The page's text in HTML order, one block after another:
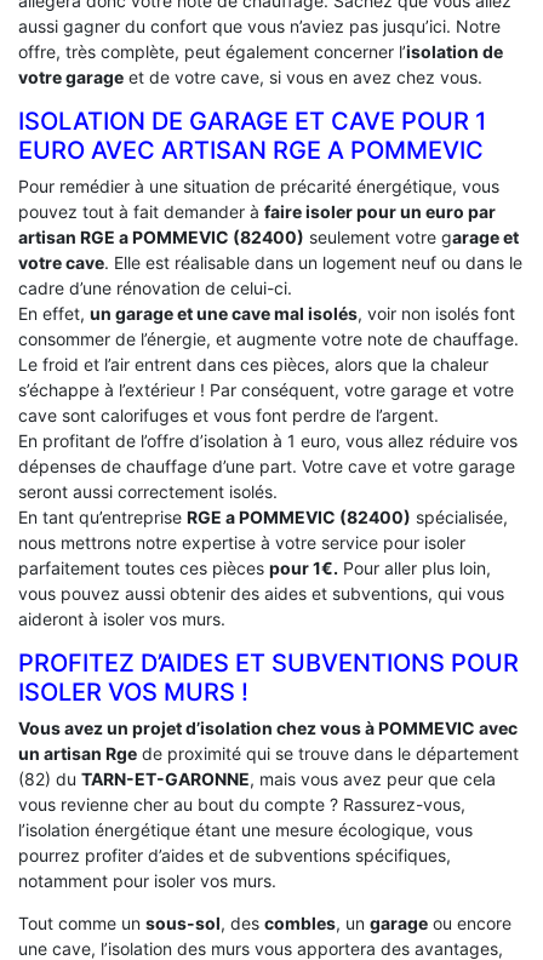
aussi gagner du confort que vous n’aviez pas jusqu’ici. Notre
offre, très complète, peut également concerner l’isolation de
votre garage et de votre cave, si vous en avez chez vous.
ISOLATION DE GARAGE ET CAVE POUR 1
EURO AVEC ARTISAN RGE A POMMEVIC
Pour remédier à une situation de précarité énergétique, vous
pouvez tout à fait demander à faire isoler pour un euro par
artisan RGE a POMMEVIC (82400) seulement votre garage et
votre cave. Elle est réalisable dans un logement neuf ou dans le
cadre d’une rénovation de celui-ci.
En effet, un garage et une cave mal isolés, voir non isolés font
consommer de l’énergie, et augmente votre note de chauffage.
Le froid et l’air entrent dans ces pièces, alors que la chaleur
s’échappe à l’extérieur ! Par conséquent, votre garage et votre
cave sont calorifuges et vous font perdre de l’argent.
En profitant de l’offre d’isolation à 1 euro, vous allez réduire vos
dépenses de chauffage d’une part. Votre cave et votre garage
seront aussi correctement isolés.
En tant qu’entreprise RGE a POMMEVIC (82400) spécialisée,
nous mettrons notre expertise à votre service pour isoler
parfaitement toutes ces pièces pour 1€. Pour aller plus loin,
vous pouvez aussi obtenir des aides et subventions, qui vous
aideront à isoler vos murs.
PROFITEZ D’AIDES ET SUBVENTIONS POUR
ISOLER VOS MURS !
Vous avez un projet d’isolation chez vous à POMMEVIC avec
un artisan Rge de proximité qui se trouve dans le département
(82) du TARN-ET-GARONNE, mais vous avez peur que cela
vous revienne cher au bout du compte ? Rassurez-vous,
l’isolation énergétique étant une mesure écologique, vous
pourrez profiter d’aides et de subventions spécifiques,
notamment pour isoler vos murs.
Tout comme un sous-sol, des combles, un garage ou encore
une cave, l’isolation des murs vous apportera des avantages,